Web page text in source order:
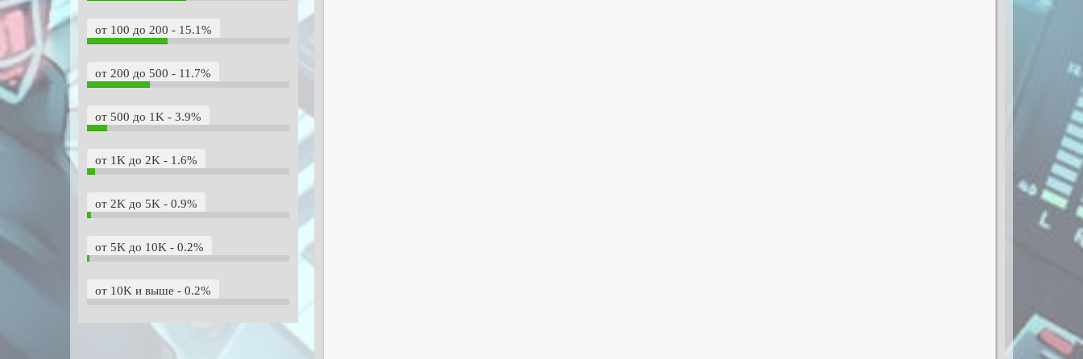
от 100 до 200 - 15.1%
от 200 до 500 - 11.7%
от 500 до 1K - 3.9%
от 1K до 2K - 1.6%
от 2K до 5K - 0.9%
от 5K до 10K - 0.2%
от 10K и выше - 0.2%